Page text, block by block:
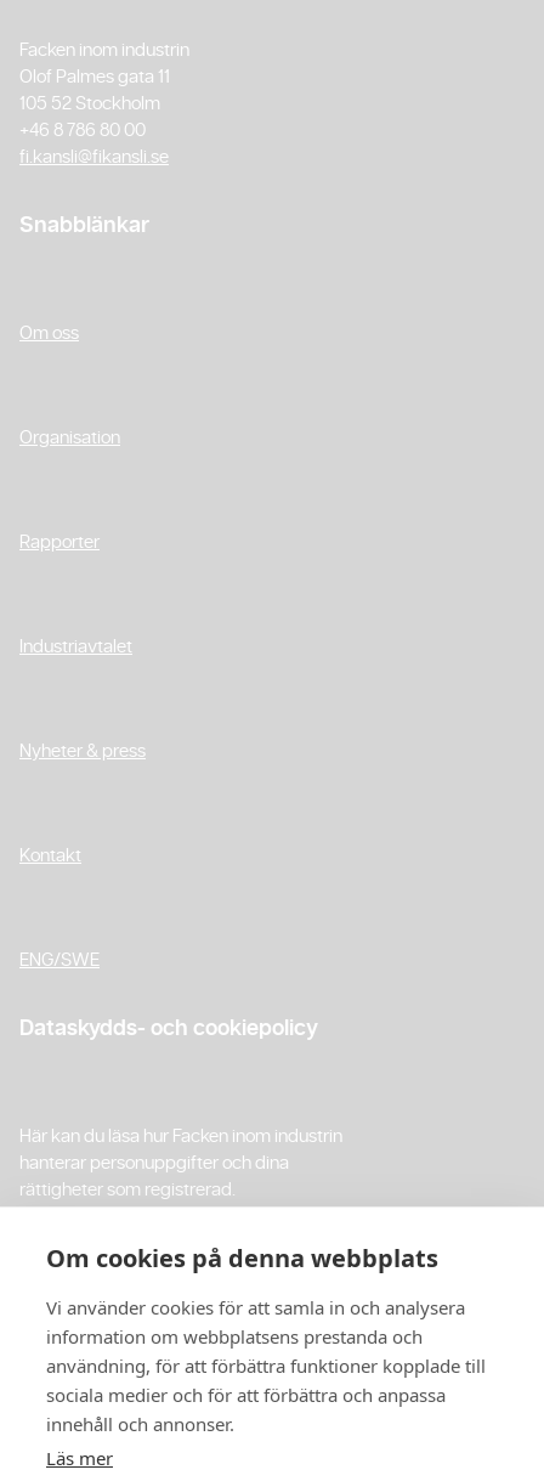
Facken inom industrin
Olof Palmes gata 11
105 52 Stockholm
+46 8 786 80 00
fi.kansli@fikansli.se
Snabblänkar
Om oss
Organisation
Rapporter
Industriavtalet
Nyheter & press
Kontakt
ENG/SWE
Dataskydds- och cookiepolicy
Här kan du läsa hur Facken inom industrin
hanterar personuppgifter och dina
rättigheter som registrerad.
Byggt på Webflow av
Digitalist
Om cookies på denna webbplats
Vi använder cookies för att samla in och analysera
information om webbplatsens prestanda och
användning, för att förbättra funktioner kopplade till
sociala medier och för att förbättra och anpassa
innehåll och annonser.
Läs mer